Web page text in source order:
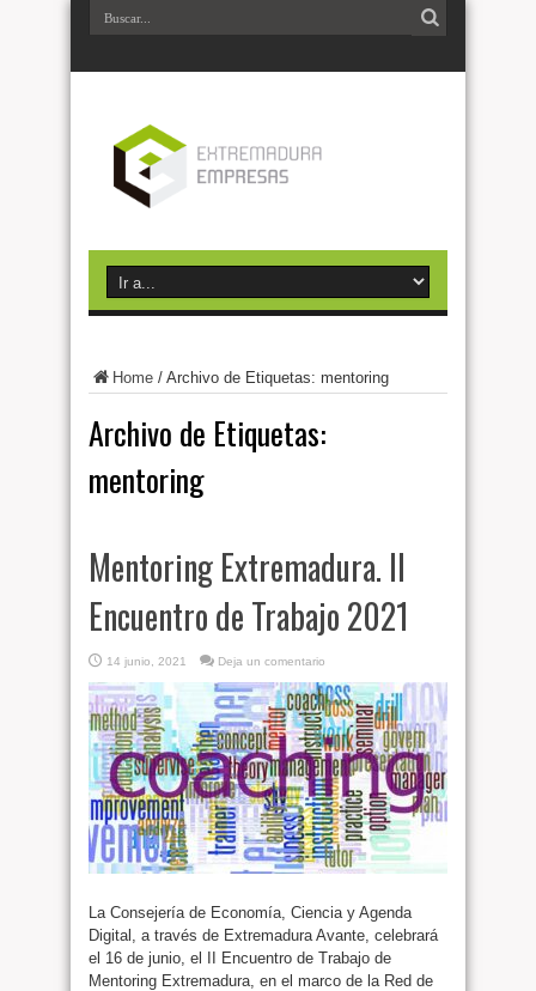
Home / Archivo de Etiquetas: mentoring
Archivo de Etiquetas:
mentoring
Mentoring Extremadura. II
Encuentro de Trabajo 2021
14 junio, 2021 Deja un comentario
La Consejería de Economía, Ciencia y Agenda
Digital, a través de Extremadura Avante, celebrará
el 16 de junio, el II Encuentro de Trabajo de
Mentoring Extremadura, en el marco de la Red de